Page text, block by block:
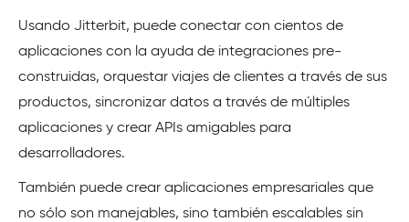
Usando Jitterbit, puede conectar con cientos de
aplicaciones con la ayuda de integraciones pre-
construidas, orquestar viajes de clientes a través de sus
productos, sincronizar datos a través de múltiples
aplicaciones y crear APIs amigables para
desarrolladores.
También puede crear aplicaciones empresariales que
no sólo son manejables, sino también escalables sin